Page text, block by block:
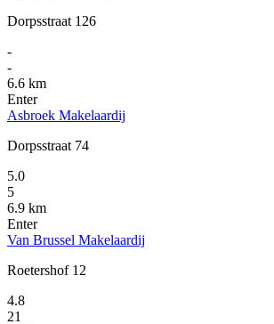
Dorpsstraat 126
-
-
6.6 km
Enter
Asbroek Makelaardij
Dorpsstraat 74
5.0
5
6.9 km
Enter
Van Brussel Makelaardij
Roetershof 12
4.8
21